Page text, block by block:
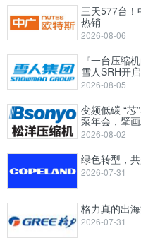
三天577台！
热销
2026-08-06
『一台压缩
雪人SRH开
2026-08-05
变频低碳 “
泵年会，擘
2026-08-02
绿色转型，
2026-07-31
格力真的出
2026-07-31